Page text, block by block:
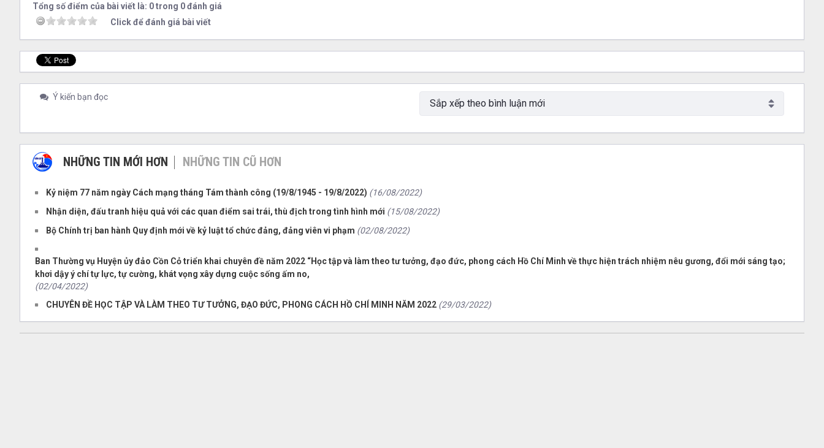
Tổng số điểm của bài viết là: 0 trong 0 đánh giá
Click để đánh giá bài viết
Ý kiến bạn đọc
NHỮNG TIN MỚI HƠN NHỮNG TIN CŨ HƠN
Kỷ niệm 77 năm ngày Cách mạng tháng Tám thành công (19/8/1945 - 19/8/2022) (16/08/2022)
Nhận diện, đấu tranh hiệu quả với các quan điểm sai trái, thù địch trong tình hình mới (15/08/2022)
Bộ Chính trị ban hành Quy định mới về kỷ luật tổ chức đảng, đảng viên vi phạm (02/08/2022)
Ban Thường vụ Huyện ủy đảo Cồn Cỏ triển khai chuyên đề năm 2022 “Học tập và làm theo tư tưởng, đạo đức, phong cách Hồ Chí Minh về thực hiện trách nhiệm nêu gương, đổi mới sáng tạo;
khơi dậy ý chí tự lực, tự cường, khát vọng xây dựng cuộc sống ấm no,
(02/04/2022)
CHUYÊN ĐỀ HỌC TẬP VÀ LÀM THEO TƯ TƯỞNG, ĐẠO ĐỨC, PHONG CÁCH HỒ CHÍ MINH NĂM 2022 (29/03/2022)